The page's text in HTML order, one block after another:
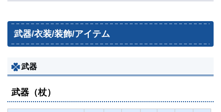
武器/衣装/装飾/アイテム
武器
武器（杖）